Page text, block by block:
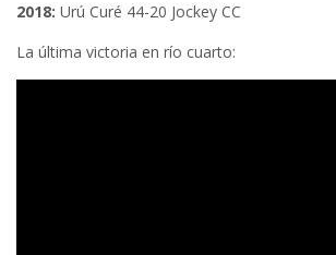
2018: Urú Curé 44-20 Jockey CC
La última victoria en río cuarto: